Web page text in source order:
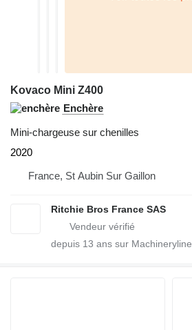
Kovaco Mini Z400
Enchère
Mini-chargeuse sur chenilles
2020
France, St Aubin Sur Gaillon
Ritchie Bros France SAS
depuis 13 ans sur Machineryline